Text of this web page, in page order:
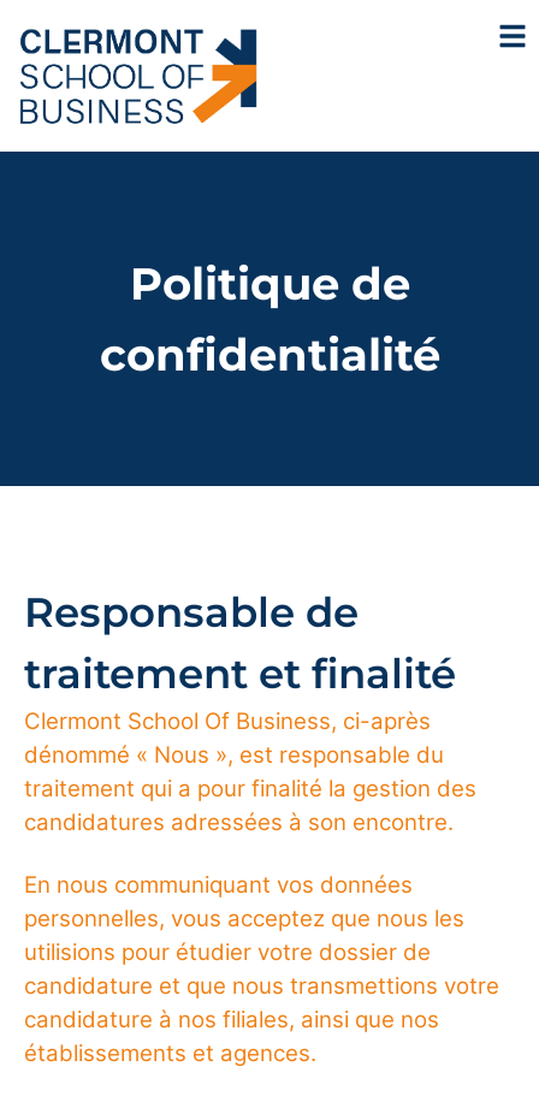
Politique de
confidentialité
Responsable de
traitement et finalité
Clermont School Of Business, ci-après
dénommé « Nous », est responsable du
traitement qui a pour finalité la gestion des
candidatures adressées à son encontre.
En nous communiquant vos données
personnelles, vous acceptez que nous les
utilisions pour étudier votre dossier de
candidature et que nous transmettions votre
candidature à nos filiales, ainsi que nos
établissements et agences.